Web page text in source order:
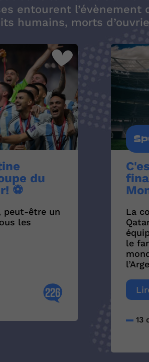
entourent l’évènement
humains, morts
du
⚽
peut-être un
les
226
La
le
13